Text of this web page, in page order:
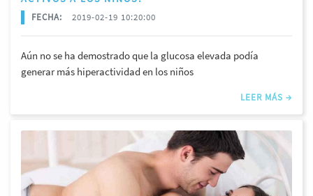
FECHA: 2019-02-19 10:20:00
Aún no se ha demostrado que la glucosa elevada podía
generar más hiperactividad en los niños
LEER MÁS →